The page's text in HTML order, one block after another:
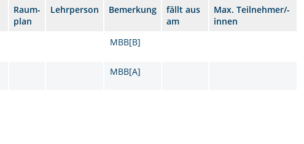
Raum-
plan
Lehrperson Bemerkung
fällt aus
am
Max. Teilnehmer/-
innen
MBB[B]
MBB[A]